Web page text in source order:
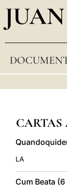
CARTAS
LA
Cum Beata